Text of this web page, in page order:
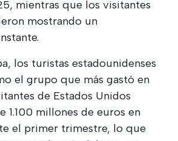
mientras que los visitantes
mostrando un
los turistas estadounidenses
el grupo que más gastó en
de Estados Unidos
1.100 millones de euros en
el primer trimestre, lo que